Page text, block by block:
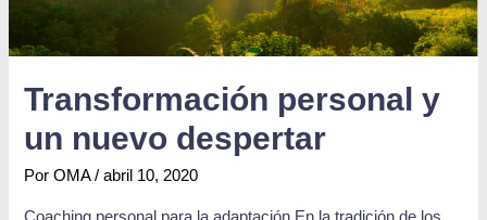
Transformación personal y
un nuevo despertar
PorOMA /abril 10, 2020